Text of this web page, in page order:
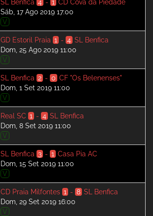
SL Benfica 4 - 1 CD Cova da Piedade
Sáb, 17 Ago 2019 17:00
V
GD Estoril Praia 1 - 4 SL Benfica
Dom, 25 Ago 2019 11:00
V
SL Benfica 2 - 0 CF "Os Belenenses"
Dom, 1 Set 2019 11:00
V
Real SC 1 - 4 SL Benfica
Dom, 8 Set 2019 11:00
V
SL Benfica 3 - 1 Casa Pia AC
Dom, 15 Set 2019 11:00
V
CD Praia Milfontes 1 - 8 SL Benfica
Dom, 29 Set 2019 16:00
V